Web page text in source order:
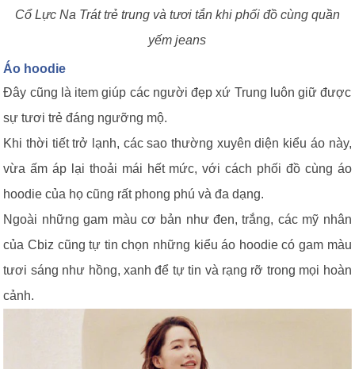
Cổ Lực Na Trát trẻ trung và tươi tắn khi phối đồ cùng quần
yếm jeans
Áo hoodie
Đây cũng là item giúp các người đẹp xứ Trung luôn giữ được
sự tươi trẻ đáng ngưỡng mộ.
Khi thời tiết trở lạnh, các sao thường xuyên diện kiểu áo này,
vừa ấm áp lại thoải mái hết mức, với cách phối đồ cùng áo
hoodie của họ cũng rất phong phú và đa dạng.
Ngoài những gam màu cơ bản như đen, trắng, các mỹ nhân
của Cbiz cũng tự tin chọn những kiểu áo hoodie có gam màu
tươi sáng như hồng, xanh để tự tin và rạng rỡ trong mọi hoàn
cảnh.